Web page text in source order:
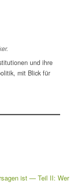
und ihre
mit Blick für
ist — Teil II: Wer